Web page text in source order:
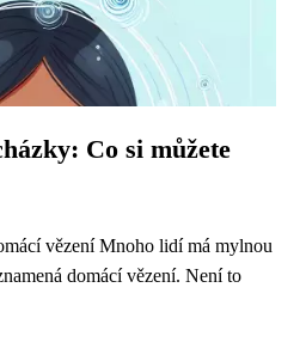
Co si můžete
vězení Mnoho lidí má mylnou
domácí vězení. Není to